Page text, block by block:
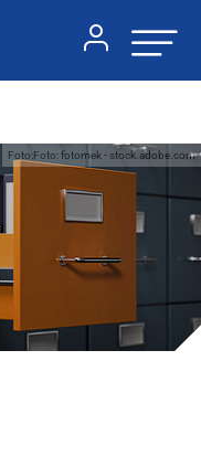
Foto:Foto: fotomek - stock.adobe.com